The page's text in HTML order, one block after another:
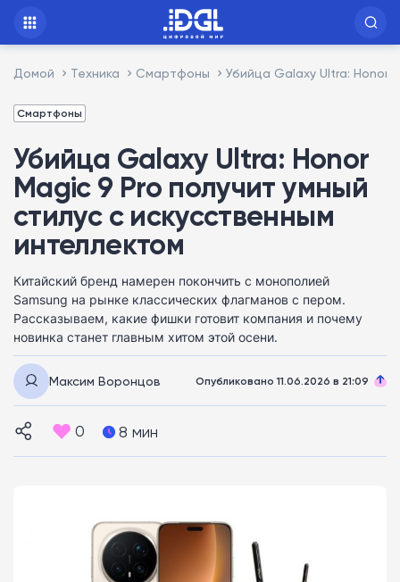
Домой Техника Смартфоны Убийца Galaxy Ultra: Honor
Смартфоны
Убийца Galaxy Ultra: Honor
Magic 9 Pro получит умный
стилус с искусственным
интеллектом
Китайский бренд намерен покончить с монополией
Samsung на рынке классических флагманов с пером.
Рассказываем, какие фишки готовит компания и почему
новинка станет главным хитом этой осени.
Максим Воронцов Опубликовано 11.06.2026 в 21:09
0 8 мин